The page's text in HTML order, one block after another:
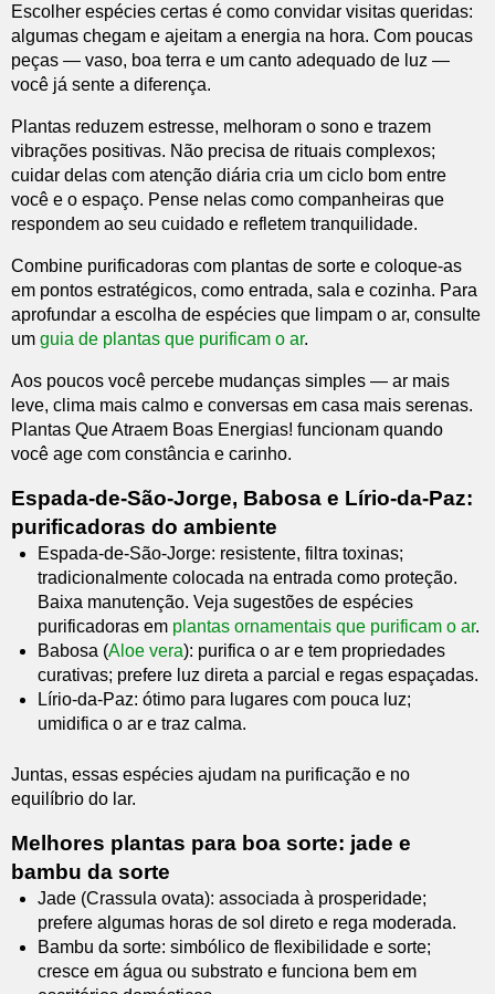
Escolher espécies certas é como convidar visitas queridas:
algumas chegam e ajeitam a energia na hora. Com poucas
peças — vaso, boa terra e um canto adequado de luz —
você já sente a diferença.
Plantas reduzem estresse, melhoram o sono e trazem
vibrações positivas. Não precisa de rituais complexos;
cuidar delas com atenção diária cria um ciclo bom entre
você e o espaço. Pense nelas como companheiras que
respondem ao seu cuidado e refletem tranquilidade.
Combine purificadoras com plantas de sorte e coloque-as
em pontos estratégicos, como entrada, sala e cozinha. Para
aprofundar a escolha de espécies que limpam o ar, consulte
um guia de plantas que purificam o ar.
Aos poucos você percebe mudanças simples — ar mais
leve, clima mais calmo e conversas em casa mais serenas.
Plantas Que Atraem Boas Energias! funcionam quando
você age com constância e carinho.
Espada-de-São-Jorge, Babosa e Lírio-da-Paz:
purificadoras do ambiente
Espada-de-São-Jorge: resistente, filtra toxinas;
tradicionalmente colocada na entrada como proteção.
Baixa manutenção. Veja sugestões de espécies
purificadoras em plantas ornamentais que purificam o ar.
Babosa (Aloe vera): purifica o ar e tem propriedades
curativas; prefere luz direta a parcial e regas espaçadas.
Lírio-da-Paz: ótimo para lugares com pouca luz;
umidifica o ar e traz calma.
Juntas, essas espécies ajudam na purificação e no
equilíbrio do lar.
Melhores plantas para boa sorte: jade e
bambu da sorte
Jade (Crassula ovata): associada à prosperidade;
prefere algumas horas de sol direto e rega moderada.
Bambu da sorte: simbólico de flexibilidade e sorte;
cresce em água ou substrato e funciona bem em